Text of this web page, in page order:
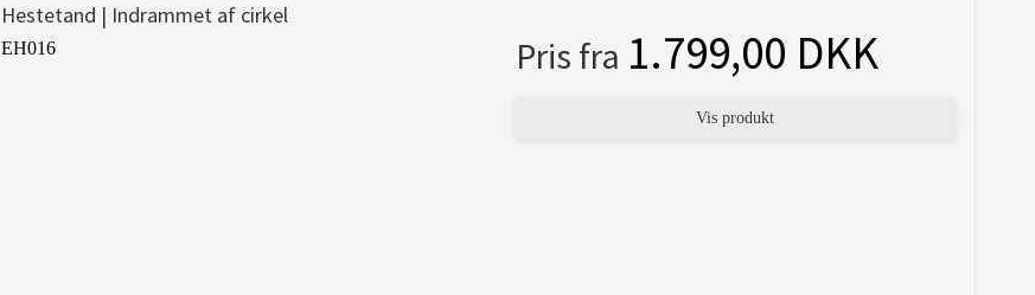
Hestetand | Indrammet af cirkel
EH016 Pris fra 1.799,00 DKK
Vis produkt